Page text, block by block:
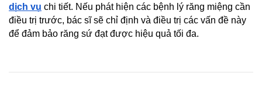
dịch vụ chi tiết. Nếu phát hiện các bệnh lý răng miệng cần
điều trị trước, bác sĩ sẽ chỉ định và điều trị các vấn đề này
để đảm bảo răng sứ đạt được hiệu quả tối đa.